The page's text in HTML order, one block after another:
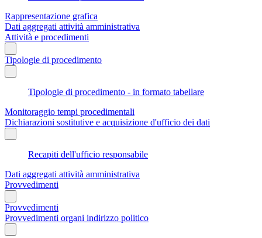
Rappresentazione grafica
Dati aggregati attività amministrativa
Attività e procedimenti
Tipologie di procedimento
Tipologie di procedimento - in formato tabellare
Monitoraggio tempi procedimentali
Dichiarazioni sostitutive e acquisizione d'ufficio dei dati
Recapiti dell'ufficio responsabile
Dati aggregati attività amministrativa
Provvedimenti
Provvedimenti
Provvedimenti organi indirizzo politico